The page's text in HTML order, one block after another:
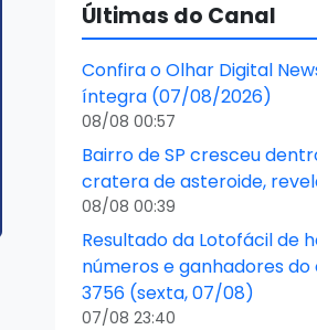
Últimas do Canal
Confira o Olhar Digital
íntegra (07/08/2026)
08/08 00:57
Bairro de SP cresceu
cratera de asteroide,
08/08 00:39
Resultado da Lotofácil de
números e ganhadores
3756 (sexta, 07/08)
07/08 23:40